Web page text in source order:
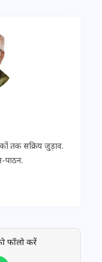
तक सक्रिय जुड़ाव.
पाठन.
फॉलो करें